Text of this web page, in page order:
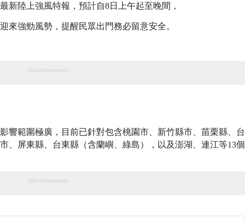
新陸上強風特報，預計自8日上午起至晚間，
來強勁風勢，提醒民眾出門務必留意安全。
Advertisements
響範圍極廣，目前已針對包含桃園市、新竹縣市、苗栗縣、台
、屏東縣、台東縣（含蘭嶼、綠島），以及澎湖、連江等13個
Advertisements